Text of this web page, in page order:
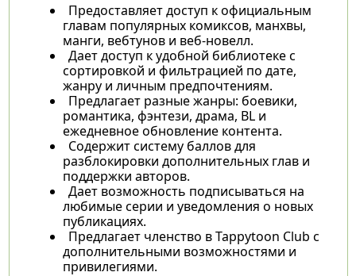
Предоставляет доступ к официальным
главам популярных комиксов, манхвы,
манги, вебтунов и веб-новелл.
Дает доступ к удобной библиотеке с
сортировкой и фильтрацией по дате,
жанру и личным предпочтениям.
Предлагает разные жанры: боевики,
романтика, фэнтези, драма, BL и
ежедневное обновление контента.
Содержит систему баллов для
разблокировки дополнительных глав и
поддержки авторов.
Дает возможность подписываться на
любимые серии и уведомления о новых
публикациях.
Предлагает членство в Tappytoon Club с
дополнительными возможностями и
привилегиями.